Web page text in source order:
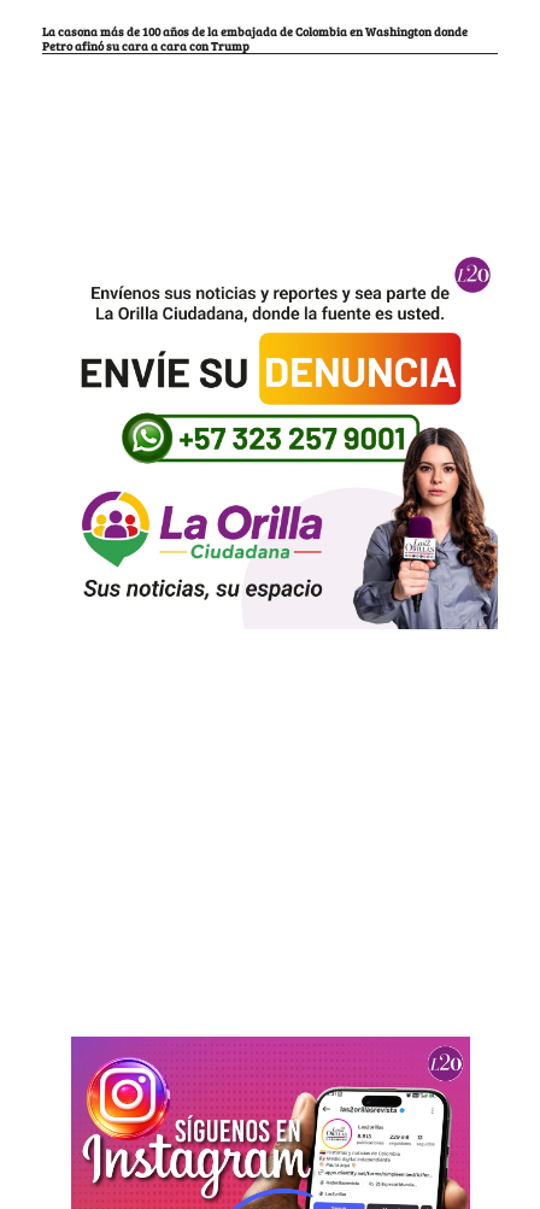
La casona más de 100 años de la embajada de Colombia en Washington donde
Petro afinó su cara a cara con Trump